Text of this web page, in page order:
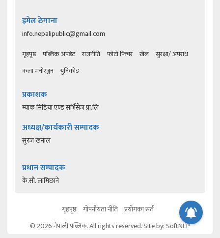
इमेल ठेगाना
info.nepalipublic@gmail.com
गृहपृष्ठ पब्लिक अपडेट राजनीति फोटो फिचर खेल
सुरक्षा/ अपराध
कला मनोरञ्जन
युनिकोड
प्रकाशक
म्याक मिडिया एण्ड सर्भिसेज प्रा.लि
अध्यक्ष/कार्यकारी सम्पादक
सुरज खनाल
प्रधान सम्पादक
के.सी. लामिछाने
गृहपृष्ठ गोपनीयता नीति प्रयोगका सर्त
© 2026 नेपाली पब्लिक. All rights reserved. Site by:SoftNEP